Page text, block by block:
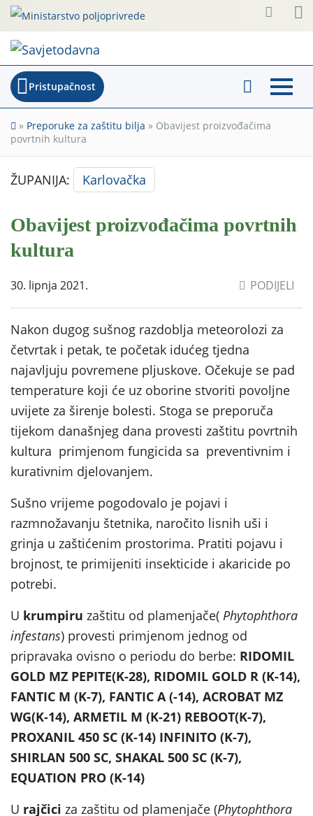
Pristupačnost
» Preporuke za zaštitu bilja » Obavijest proizvođačima
povrtnih kultura
ŽUPANIJA: Karlovačka
Obavijest proizvođačima povrtnih
kultura
30. lipnja 2021. PODIJELI
Nakon dugog sušnog razdoblja meteorolozi za
četvrtak i petak, te početak idućeg tjedna
najavljuju povremene pljuskove. Očekuje se pad
temperature koji će uz oborine stvoriti povoljne
uvijete za širenje bolesti. Stoga se preporuča
tijekom današnjeg dana provesti zaštitu povrtnih
kultura primjenom fungicida sa preventivnim i
kurativnim djelovanjem.
Sušno vrijeme pogodovalo je pojavi i
razmnožavanju štetnika, naročito lisnih uši i
grinja u zaštićenim prostorima. Pratiti pojavu i
brojnost, te primijeniti insekticide i akaricide po
potrebi.
U krumpiru zaštitu od plamenjače( Phytophthora
infestans) provesti primjenom jednog od
pripravaka ovisno o periodu do berbe: RIDOMIL
GOLD MZ PEPITE(K-28), RIDOMIL GOLD R (K-14),
FANTIC M (K-7), FANTIC A (-14), ACROBAT MZ
WG(K-14), ARMETIL M (K-21) REBOOT(K-7),
PROXANIL 450 SC (K-14) INFINITO (K-7),
SHIRLAN 500 SC, SHAKAL 500 SC (K-7),
EQUATION PRO (K-14)
U rajčici za zaštitu od plamenjače (Phytophthora